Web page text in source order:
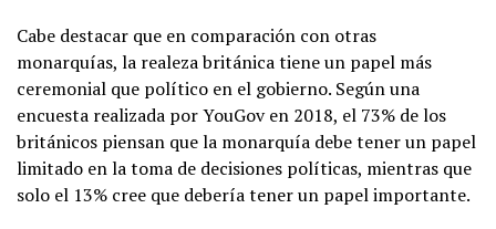
Cabe destacar que en comparación con otras
monarquías, la realeza británica tiene un papel más
ceremonial que político en el gobierno. Según una
encuesta realizada por YouGov en 2018, el 73% de los
británicos piensan que la monarquía debe tener un papel
limitado en la toma de decisiones políticas, mientras que
solo el 13% cree que debería tener un papel importante.